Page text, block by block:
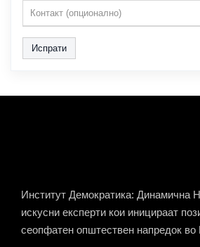
Испрати
Институт Демократика: Динамична
искусни експерти кои иницираат
сеопфатен општествен напредок